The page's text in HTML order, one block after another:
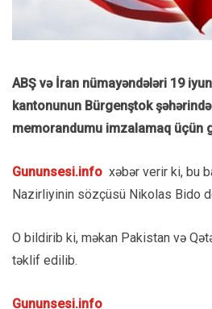
ABŞ və İran nümayəndələri 19
kantonunun Bürgenştok
memorandumu imzalamaq üçün
Gununsesi.info xəbər verir ki, bu
Nazirliyinin sözçüsü Nikolas Bido
O bildirib ki, məkan Pakistan və
təklif edilib.
Gununsesi.info